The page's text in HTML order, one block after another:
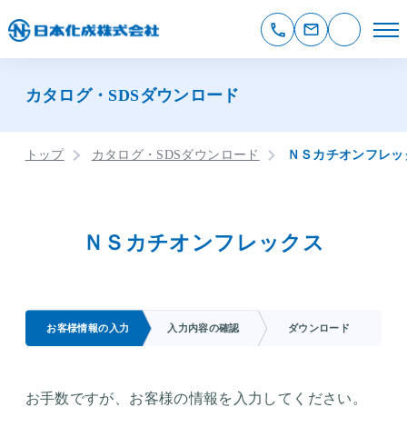
カタログ・SDSダウンロード
トップ カタログ・SDSダウンロード ＮＳカチオンフレ
ＮＳカチオンフレックス
お客様情報の入力 入力内容の確認 ダウンロード
お手数ですが、お客様の情報を入力してください。